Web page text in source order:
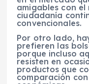
amigables con
ciudadanía
convencionales.
Por otro lado,
prefieren las
porque incluso
resisten en
productos que
comparación